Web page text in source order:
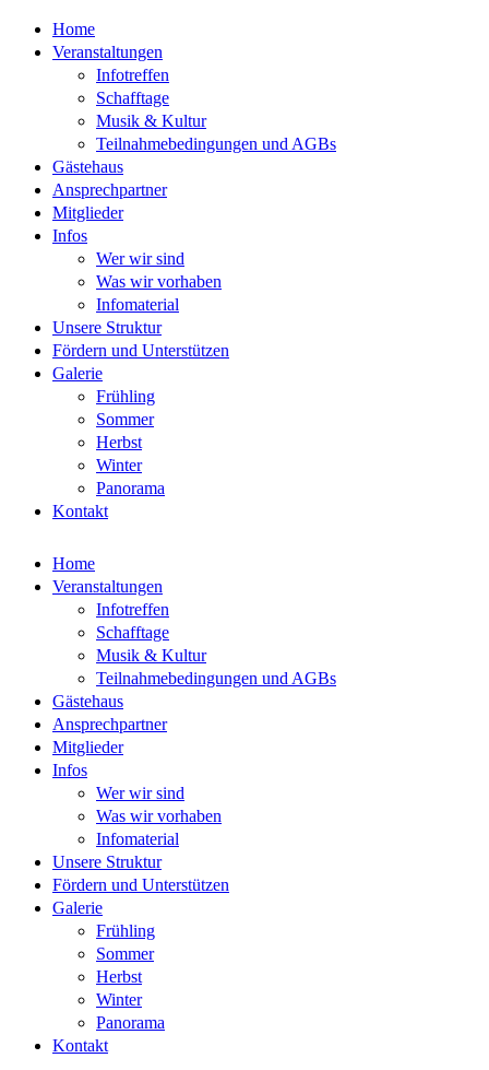
Home
Veranstaltungen
Infotreffen
Schafftage
Musik & Kultur
Teilnahmebedingungen und AGBs
Gästehaus
Ansprechpartner
Mitglieder
Infos
Wer wir sind
Was wir vorhaben
Infomaterial
Unsere Struktur
Fördern und Unterstützen
Galerie
Frühling
Sommer
Herbst
Winter
Panorama
Kontakt
Home
Veranstaltungen
Infotreffen
Schafftage
Musik & Kultur
Teilnahmebedingungen und AGBs
Gästehaus
Ansprechpartner
Mitglieder
Infos
Wer wir sind
Was wir vorhaben
Infomaterial
Unsere Struktur
Fördern und Unterstützen
Galerie
Frühling
Sommer
Herbst
Winter
Panorama
Kontakt